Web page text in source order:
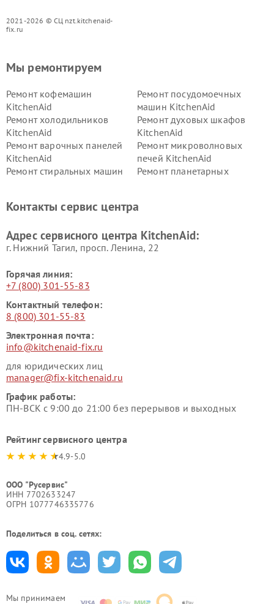
2021-2026 © СЦ nzt.kitchenaid-
fix.ru
Мы принимаем
Мы ремонтируем
Ремонт кофемашин
KitchenAid
Ремонт посудомоечных
машин KitchenAid
Ремонт холодильников
KitchenAid
Ремонт духовых шкафов
KitchenAid
Ремонт варочных панелей
KitchenAid
Ремонт микроволновых
печей KitchenAid
Ремонт стиральных машин
Ремонт планетарных
Контакты сервис центра
Адрес сервисного центра KitchenAid:
г. Нижний Тагил, просп. Ленина, 22
Горячая линия:
+7 (800) 301-55-83
Контактный телефон:
8 (800) 301-55-83
Электронная почта:
info@kitchenaid-fix.ru
для юридических лиц
manager@fix-kitchenaid.ru
График работы:
ПН-ВСК с 9:00 до 21:00 без перерывов и выходных
Рейтинг сервисного центра
4.9-5.0
ООО "Русервис"
ИНН 7702633247
ОГРН 1077746335776
Поделиться в соц. сетях: